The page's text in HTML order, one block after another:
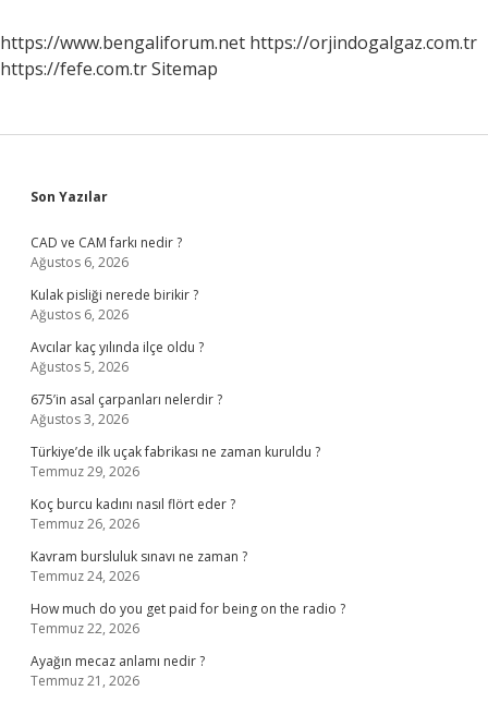
https://www.bengaliforum.net https://orjindogalgaz.com.tr
https://fefe.com.trSitemap
Sidebar
Son Yazılar
CAD ve CAM farkı nedir ?
Ağustos 6, 2026
Kulak pisliği nerede birikir ?
Ağustos 6, 2026
Avcılar kaç yılında ilçe oldu ?
Ağustos 5, 2026
675’in asal çarpanları nelerdir ?
Ağustos 3, 2026
Türkiye’de ilk uçak fabrikası ne zaman kuruldu ?
Temmuz 29, 2026
Koç burcu kadını nasıl flört eder ?
Temmuz 26, 2026
Kavram bursluluk sınavı ne zaman ?
Temmuz 24, 2026
How much do you get paid for being on the radio ?
Temmuz 22, 2026
Ayağın mecaz anlamı nedir ?
Temmuz 21, 2026